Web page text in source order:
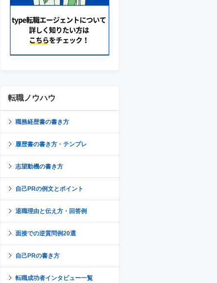
転職ノウハウ
職務経歴書の書き方
履歴書の書き方・テンプレ
志望動機の書き方
自己PRの例文とポイント
退職理由と伝え方・回答例
面接での逆質問例20選
自己PRの書き方
転職成功者インタビュー一覧